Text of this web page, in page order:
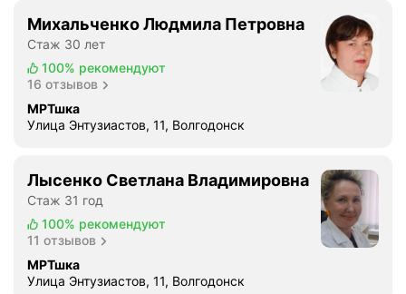
Михальченко Людмила Петровна
Стаж 30 лет
100% рекомендуют
16 отзывов
МРТшка
Улица Энтузиастов, 11, Волгодонск
Лысенко Светлана Владимировна
Стаж 31 год
100% рекомендуют
11 отзывов
МРТшка
Улица Энтузиастов, 11, Волгодонск